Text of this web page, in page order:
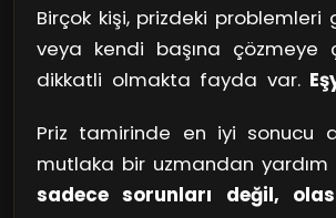
Birçok kişi, prizdeki problemleri
veya kendi başına çözmeye
dikkatli olmakta fayda var.
girdiğinde, ne olursa
davranmak gerekir. Bir kablo
basit bir sıkıştırma yeterli
Priz tamirinde en iyi sonucu
mutlaka bir uzmandan yardım
sadece sorunları değil,